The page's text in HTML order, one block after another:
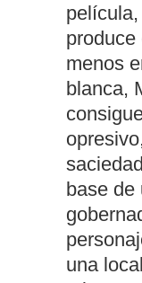
produce
menos
blanca,
base de
una